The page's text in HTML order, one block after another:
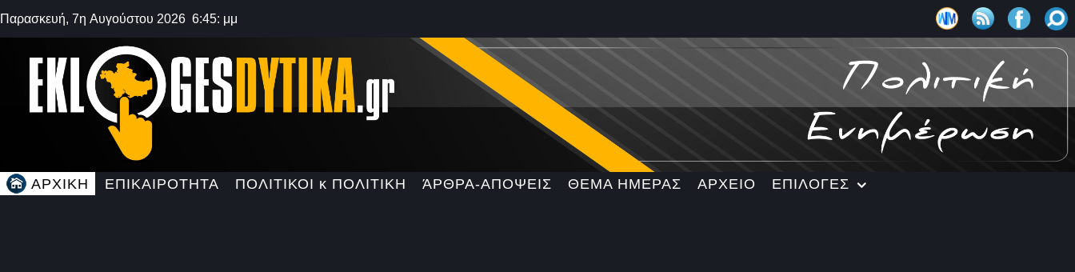
Παρασκευή, 7η Αυγούστου 2026 6:45: μμ
ΑΡΧΙΚΗ ΕΠΙΚΑΙΡΟΤΗΤΑ ΠΟΛΙΤΙΚΟΙ κ ΠΟΛΙΤΙΚΗ ΆΡΘΡΑ-ΑΠΟΨΕΙΣ ΘΕΜΑ ΗΜΕΡΑΣ ΑΡΧΕΙΟ ΕΠΙΛΟΓΕΣ